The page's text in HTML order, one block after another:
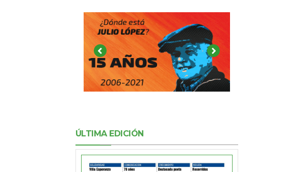
ÚLTIMA EDICIÓN